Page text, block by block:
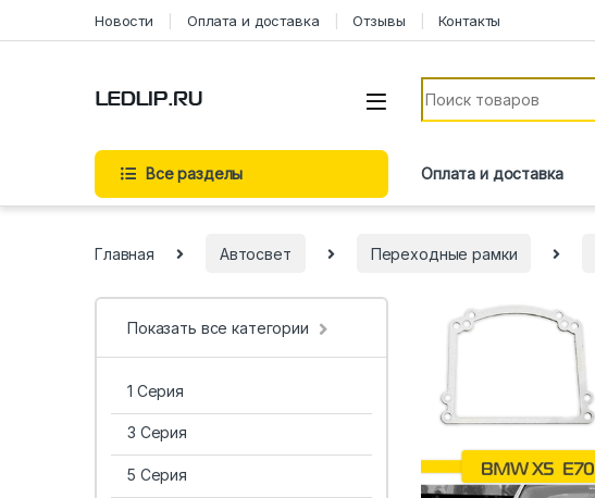
Новости Оплата и доставка Отзывы Контакты
Все разделы Оплата и доставка
Главная Автосвет Переходные рамки
Показать все категории
1 Серия
3 Серия
5 Серия